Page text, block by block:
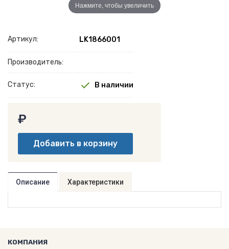
Нажмите, чтобы увеличить
Артикул: LK1866001
Производитель:
Статус: В наличии
₽
Описание Характеристики
КОМПАНИЯ